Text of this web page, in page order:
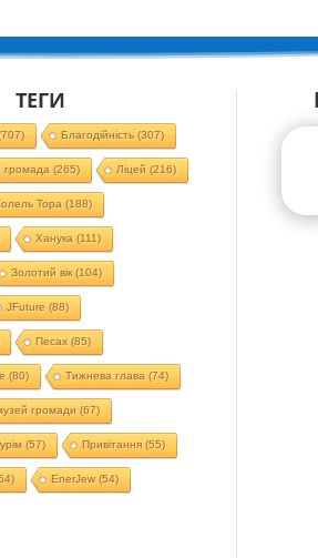
ТЕГИ
Благодійність(307)
громада (265) Ліцей (216)
Тора (188)
Ханука (111)
Золотий вік(104)
JFuture (88)
Песах(85)
(80) Тижнева глава (74)
громади (67)
(57) Привітання(55)
EnerJew(54)